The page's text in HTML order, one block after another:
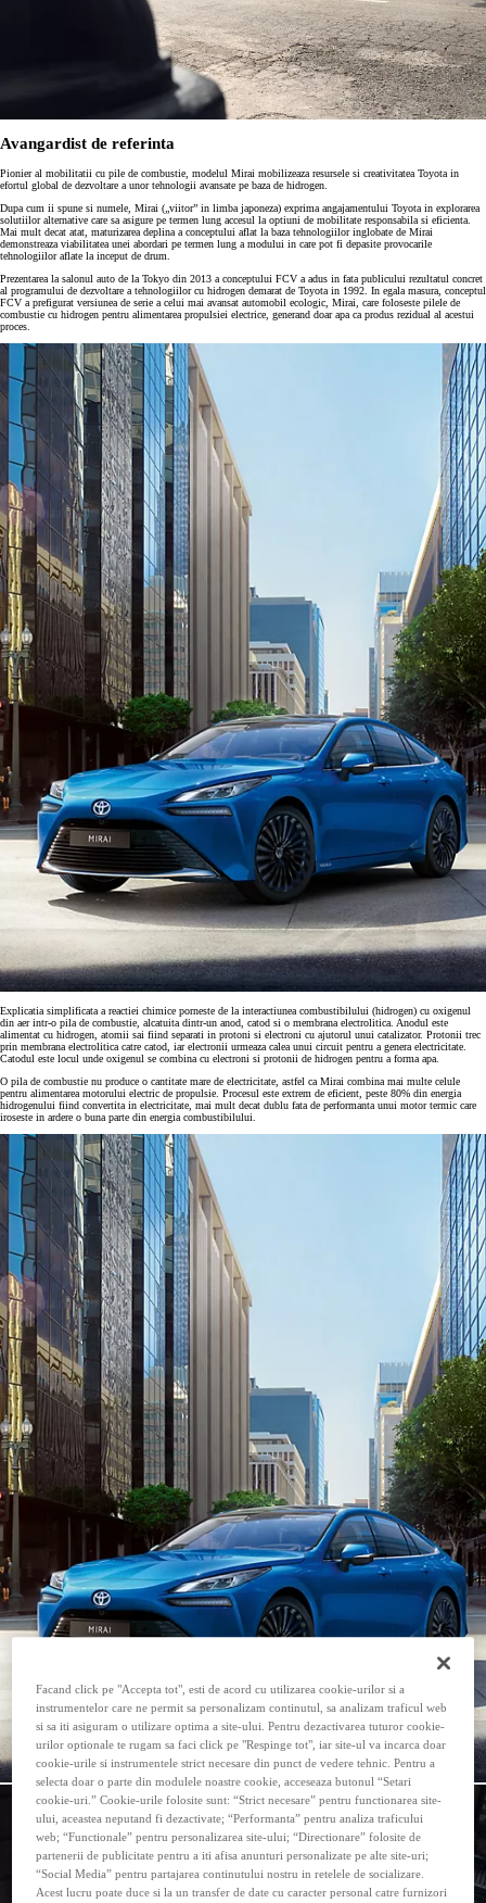
Avangardist de referinta
Pionier al mobilitatii cu pile de combustie, modelul Mirai mobilizeaza resursele si creativitatea Toyota in
efortul global de dezvoltare a unor tehnologii avansate pe baza de hidrogen.
Dupa cum ii spune si numele, Mirai („viitor” in limba japoneza) exprima angajamentului Toyota in explorarea
solutiilor alternative care sa asigure pe termen lung accesul la optiuni de mobilitate responsabila si eficienta.
Mai mult decat atat, maturizarea deplina a conceptului aflat la baza tehnologiilor inglobate de Mirai
demonstreaza viabilitatea unei abordari pe termen lung a modului in care pot fi depasite provocarile
tehnologiilor aflate la inceput de drum.
Prezentarea la salonul auto de la Tokyo din 2013 a conceptului FCV a adus in fata publicului rezultatul concret
al programului de dezvoltare a tehnologiilor cu hidrogen demarat de Toyota in 1992. In egala masura, conceptul
FCV a prefigurat versiunea de serie a celui mai avansat automobil ecologic, Mirai, care foloseste pilele de
combustie cu hidrogen pentru alimentarea propulsiei electrice, generand doar apa ca produs rezidual al acestui
proces.
Explicatia simplificata a reactiei chimice porneste de la interactiunea combustibilului (hidrogen) cu oxigenul
din aer intr-o pila de combustie, alcatuita dintr-un anod, catod si o membrana electrolitica. Anodul este
alimentat cu hidrogen, atomii sai fiind separati in protoni si electroni cu ajutorul unui catalizator. Protonii trec
prin membrana electrolitica catre catod, iar electronii urmeaza calea unui circuit pentru a genera electricitate.
Catodul este locul unde oxigenul se combina cu electroni si protonii de hidrogen pentru a forma apa.
O pila de combustie nu produce o cantitate mare de electricitate, astfel ca Mirai combina mai multe celule
pentru alimentarea motorului electric de propulsie. Procesul este extrem de eficient, peste 80% din energia
hidrogenului fiind convertita in electricitate, mai mult decat dublu fata de performanta unui motor termic care
iroseste in ardere o buna parte din energia combustibilului.
Facand click pe "Accepta tot", esti de acord cu utilizarea cookie-urilor si a
instrumentelor care ne permit sa personalizam continutul, sa analizam traficul web
si sa iti asiguram o utilizare optima a site-ului. Pentru dezactivarea tuturor cookie-
urilor optionale te rugam sa faci click pe "Respinge tot", iar site-ul va incarca doar
cookie-urile si instrumentele strict necesare din punct de vedere tehnic. Pentru a
selecta doar o parte din modulele noastre cookie, acceseaza butonul “Setari
cookie-uri.” Cookie-urile folosite sunt: “Strict necesare” pentru functionarea site-
ului, aceastea neputand fi dezactivate; “Performanta” pentru analiza traficului
web; “Functionale” pentru personalizarea site-ului; “Directionare” folosite de
partenerii de publicitate pentru a iti afisa anunturi personalizate pe alte site-uri;
“Social Media” pentru partajarea continutului nostru in retelele de socializare.
Acest lucru poate duce si la un transfer de date cu caracter personal catre furnizori